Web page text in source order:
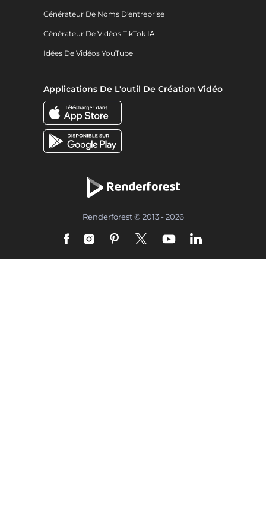
Générateur De Noms D'entreprise
Générateur De Vidéos TikTok IA
Idées De Vidéos YouTube
Applications De L'outil De Création Vidéo
Renderforest © 2013 - 2026